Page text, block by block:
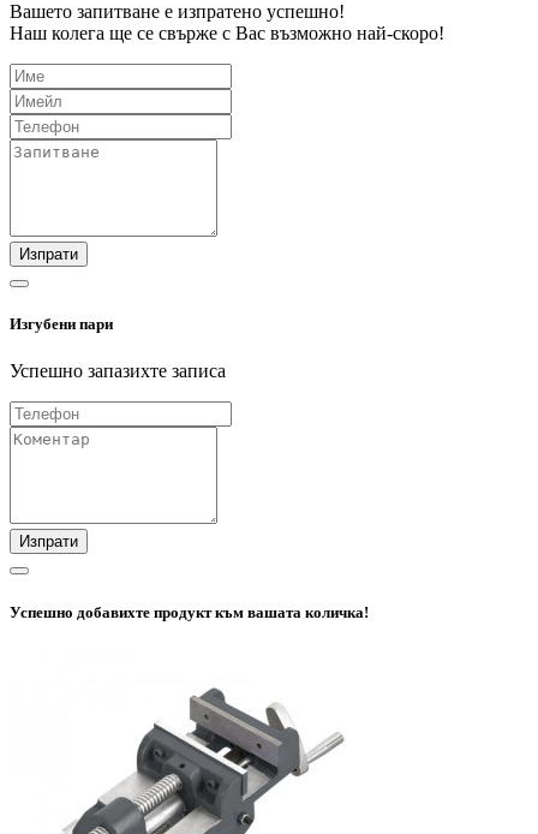
Вашето запитване е изпратено успешно!
Наш колега ще се свърже с Вас възможно най-скоро!
Изпрати
Изгубени пари
Успешно запазихте записа
Изпрати
Успешно добавихте продукт към вашата количка!